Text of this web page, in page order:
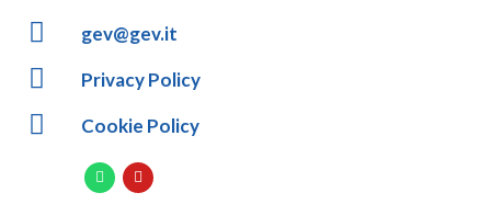
gev@gev.it
Privacy Policy
Cookie Policy